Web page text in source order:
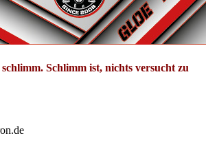
Schlimm ist, nichts versucht zu